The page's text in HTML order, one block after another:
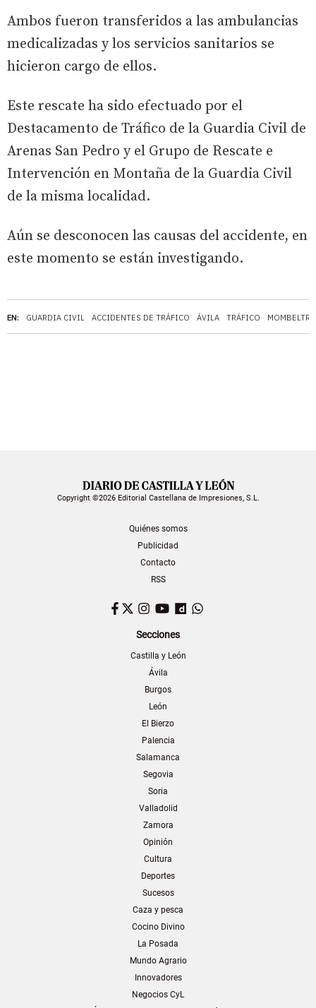
EN: GUARDIA CIVIL ACCIDENTES DE TRÁFICO ÁVILA TRÁFICO
Ambos fueron transferidos a las ambulancias
medicalizadas y los servicios sanitarios se
hicieron cargo de ellos.
Este rescate ha sido efectuado por el
Destacamento de Tráfico de la Guardia Civil de
Arenas San Pedro y el Grupo de Rescate e
Intervención en Montaña de la Guardia Civil
de la misma localidad.
Aún se desconocen las causas del accidente, en
este momento se están investigando.
Copyright ©2026 Editorial Castellana de Impresiones, S.L.
Quiénes somos
Publicidad
Contacto
RSS
Facebook
TwitterInstagram
YouTubeDailymotion
Secciones
Castilla y León
Ávila
Burgos
León
El Bierzo
Palencia
Salamanca
Segovia
Soria
Valladolid
Zamora
Opinión
Cultura
Deportes
Sucesos
Caza y pesca
Cocino Divino
La Posada
Mundo Agrario
Innovadores
Negocios CyL